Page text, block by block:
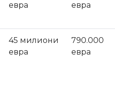
евра
евра
45 милиони
евра
790.000
евра